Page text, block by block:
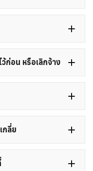
ก่อน หรือเลิกจ้าง
กลี่ย